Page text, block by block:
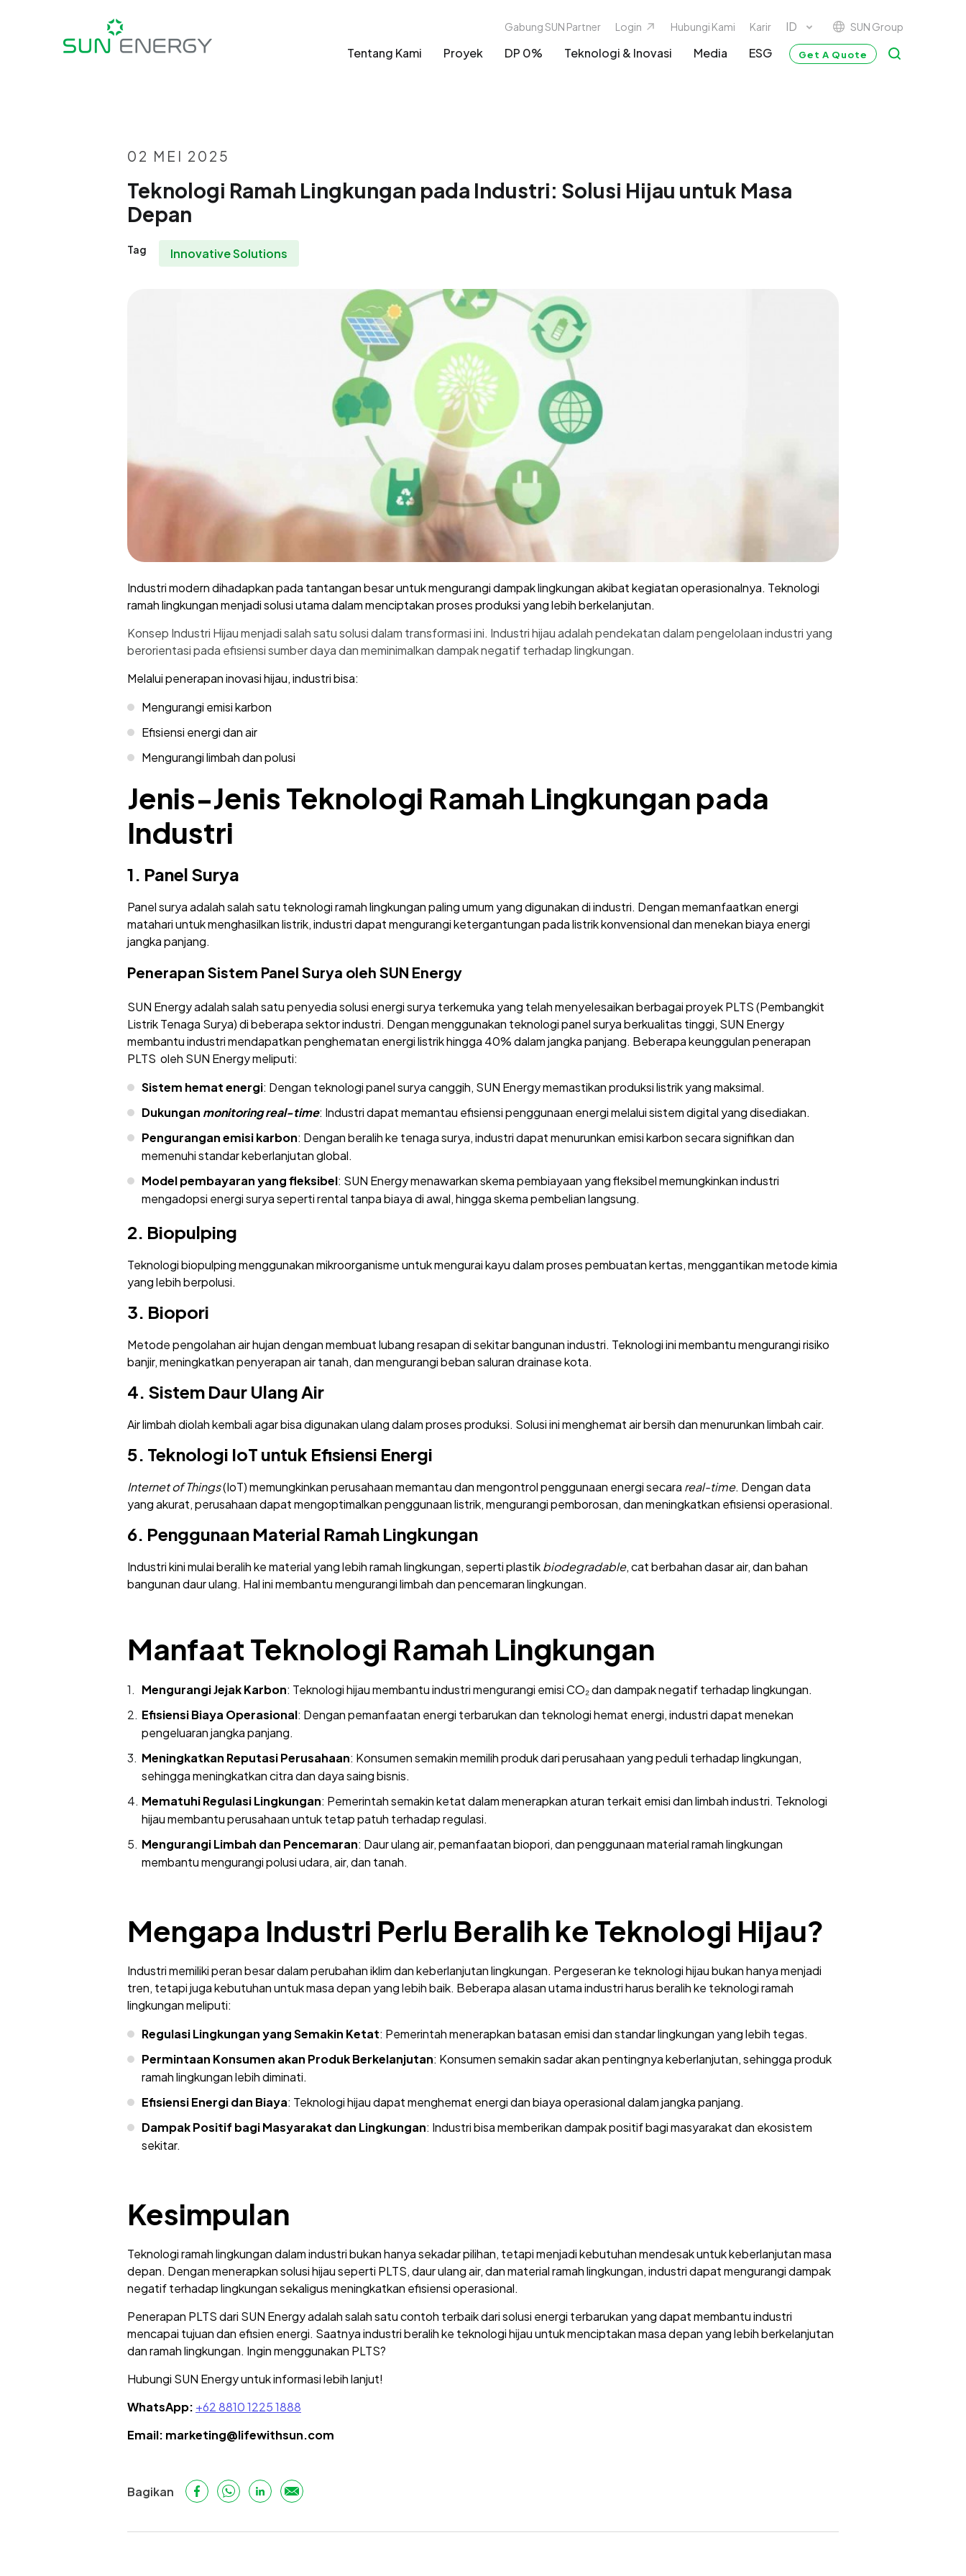
Gabung SUN Partner Login Hubungi Kami Karir SUN Group
Tentang Kami Proyek DP 0% Teknologi & Inovasi Media ESG Get A Quote
02 MEI 2025
Teknologi Ramah Lingkungan pada Industri: Solusi Hijau untuk Masa
Depan
Tag Innovative Solutions
Industri modern dihadapkan pada tantangan besar untuk mengurangi dampak lingkungan akibat kegiatan operasionalnya. Teknologi
ramah lingkungan menjadi solusi utama dalam menciptakan proses produksi yang lebih berkelanjutan.
Konsep Industri Hijau menjadi salah satu solusi dalam transformasi ini. Industri hijau adalah pendekatan dalam pengelolaan industri yang
berorientasi pada efisiensi sumber daya dan meminimalkan dampak negatif terhadap lingkungan.
Melalui penerapan inovasi hijau, industri bisa:
Mengurangi emisi karbon
Efisiensi energi dan air
Mengurangi limbah dan polusi
Jenis-Jenis Teknologi Ramah Lingkungan pada
Industri
1. Panel Surya
Panel surya adalah salah satu teknologi ramah lingkungan paling umum yang digunakan di industri. Dengan memanfaatkan energi
matahari untuk menghasilkan listrik, industri dapat mengurangi ketergantungan pada listrik konvensional dan menekan biaya energi
jangka panjang.
Penerapan Sistem Panel Surya oleh SUN Energy
SUN Energy adalah salah satu penyedia solusi energi surya terkemuka yang telah menyelesaikan berbagai proyek PLTS (Pembangkit
Listrik Tenaga Surya) di beberapa sektor industri. Dengan menggunakan teknologi panel surya berkualitas tinggi, SUN Energy
membantu industri mendapatkan penghematan energi listrik hingga 40% dalam jangka panjang. Beberapa keunggulan penerapan
PLTS oleh SUN Energy meliputi:
Sistem hemat energi: Dengan teknologi panel surya canggih, SUN Energy memastikan produksi listrik yang maksimal.
Dukungan monitoring real-time: Industri dapat memantau efisiensi penggunaan energi melalui sistem digital yang disediakan.
Pengurangan emisi karbon: Dengan beralih ke tenaga surya, industri dapat menurunkan emisi karbon secara signifikan dan
memenuhi standar keberlanjutan global.
Model pembayaran yang fleksibel: SUN Energy menawarkan skema pembiayaan yang fleksibel memungkinkan industri
mengadopsi energi surya seperti rental tanpa biaya di awal, hingga skema pembelian langsung.
2. Biopulping
Teknologi biopulping menggunakan mikroorganisme untuk mengurai kayu dalam proses pembuatan kertas, menggantikan metode kimia
yang lebih berpolusi.
3. Biopori
Metode pengolahan air hujan dengan membuat lubang resapan di sekitar bangunan industri. Teknologi ini membantu mengurangi risiko
banjir, meningkatkan penyerapan air tanah, dan mengurangi beban saluran drainase kota.
4. Sistem Daur Ulang Air
Air limbah diolah kembali agar bisa digunakan ulang dalam proses produksi. Solusi ini menghemat air bersih dan menurunkan limbah cair.
5. Teknologi IoT untuk Efisiensi Energi
Internet of Things(IoT) memungkinkan perusahaan memantau dan mengontrol penggunaan energi secara real-time. Dengan data
yang akurat, perusahaan dapat mengoptimalkan penggunaan listrik, mengurangi pemborosan, dan meningkatkan efisiensi operasional.
6. Penggunaan Material Ramah Lingkungan
Industri kini mulai beralih ke material yang lebih ramah lingkungan, seperti plastikbiodegradable, cat berbahan dasar air, dan bahan
bangunan daur ulang. Hal ini membantu mengurangi limbah dan pencemaran lingkungan.
Manfaat Teknologi Ramah Lingkungan
Mengurangi Jejak Karbon: Teknologi hijau membantu industri mengurangi emisi CO₂ dan dampak negatif terhadap lingkungan.
Efisiensi Biaya Operasional: Dengan pemanfaatan energi terbarukan dan teknologi hemat energi, industri dapat menekan
pengeluaran jangka panjang.
Meningkatkan Reputasi Perusahaan: Konsumen semakin memilih produk dari perusahaan yang peduli terhadap lingkungan,
sehingga meningkatkan citra dan daya saing bisnis.
Mematuhi Regulasi Lingkungan: Pemerintah semakin ketat dalam menerapkan aturan terkait emisi dan limbah industri. Teknologi
hijau membantu perusahaan untuk tetap patuh terhadap regulasi.
Mengurangi Limbah dan Pencemaran: Daur ulang air, pemanfaatan biopori, dan penggunaan material ramah lingkungan
membantu mengurangi polusi udara, air, dan tanah.
Mengapa Industri Perlu Beralih ke Teknologi Hijau?
Industri memiliki peran besar dalam perubahan iklim dan keberlanjutan lingkungan. Pergeseran ke teknologi hijau bukan hanya menjadi
tren, tetapi juga kebutuhan untuk masa depan yang lebih baik. Beberapa alasan utama industri harus beralih ke teknologi ramah
lingkungan meliputi:
Regulasi Lingkungan yang Semakin Ketat: Pemerintah menerapkan batasan emisi dan standar lingkungan yang lebih tegas.
Permintaan Konsumen akan Produk Berkelanjutan: Konsumen semakin sadar akan pentingnya keberlanjutan, sehingga produk
ramah lingkungan lebih diminati.
Efisiensi Energi dan Biaya: Teknologi hijau dapat menghemat energi dan biaya operasional dalam jangka panjang.
Dampak Positif bagi Masyarakat dan Lingkungan: Industri bisa memberikan dampak positif bagi masyarakat dan ekosistem
sekitar.
Kesimpulan
Teknologi ramah lingkungan dalam industri bukan hanya sekadar pilihan, tetapi menjadi kebutuhan mendesak untuk keberlanjutan masa
depan. Dengan menerapkan solusi hijau seperti PLTS, daur ulang air, dan material ramah lingkungan, industri dapat mengurangi dampak
negatif terhadap lingkungan sekaligus meningkatkan efisiensi operasional.
Penerapan PLTS dari SUN Energy adalah salah satu contoh terbaik dari solusi energi terbarukan yang dapat membantu industri
mencapai tujuan dan efisien energi. Saatnya industri beralih ke teknologi hijau untuk menciptakan masa depan yang lebih berkelanjutan
dan ramah lingkungan. Ingin menggunakan PLTS?
Hubungi SUN Energy untuk informasi lebih lanjut!
WhatsApp: +62 8810 1225 1888
Email: marketing@lifewithsun.com
Bagikan